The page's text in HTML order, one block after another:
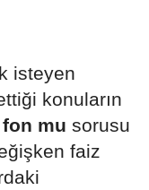
isteyen
konuların
mu sorusu
faiz